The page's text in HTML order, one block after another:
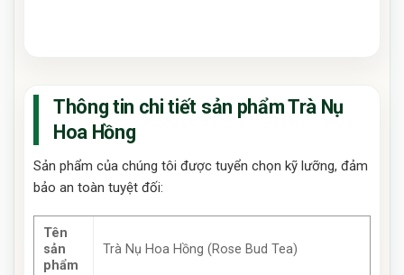
Thông tin chi tiết sản phẩm Trà Nụ
Hoa Hồng
Sản phẩm của chúng tôi được tuyển chọn kỹ lưỡng, đảm
bảo an toàn tuyệt đối:
Tên
sản
phẩm
Trà Nụ Hoa Hồng (Rose Bud Tea)